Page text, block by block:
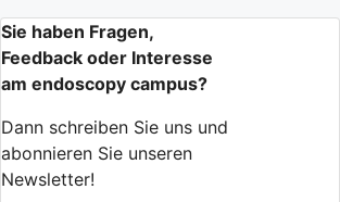
Sie haben Fragen,
Feedback oder Interesse
am endoscopy campus?
Dann schreiben Sie uns und
abonnieren Sie unseren
Newsletter!